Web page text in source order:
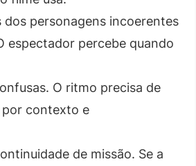
dos personagens incoerentes
espectador percebe quando
O ritmo precisa de
por contexto e
de missão. Se a